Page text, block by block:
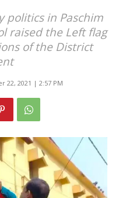
politics in Paschim
raised the Left flag
of the District
22, 2021 | 2:57 PM